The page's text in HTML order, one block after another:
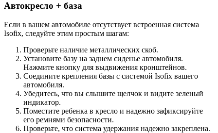
Автокресло + база
Если в вашем автомобиле отсутствует встроенная система
Isofix, следуйте этим простым шагам:
Проверьте наличие металлических скоб.
Установите базу на заднем сиденье автомобиля.
Нажмите кнопку для выдвижения кронштейнов.
Соедините крепления базы с системой Isofix вашего
автомобиля.
Убедитесь, что вы слышите щелчок и видите зеленый
индикатор.
Поместите ребенка в кресло и надежно зафиксируйте
его ремнями безопасности.
Проверьте, что система удержания надежно закреплена.